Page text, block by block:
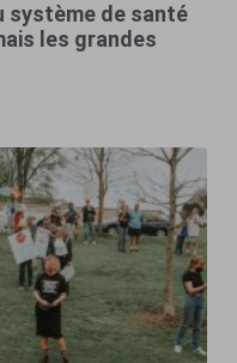
système de santé
les grandes